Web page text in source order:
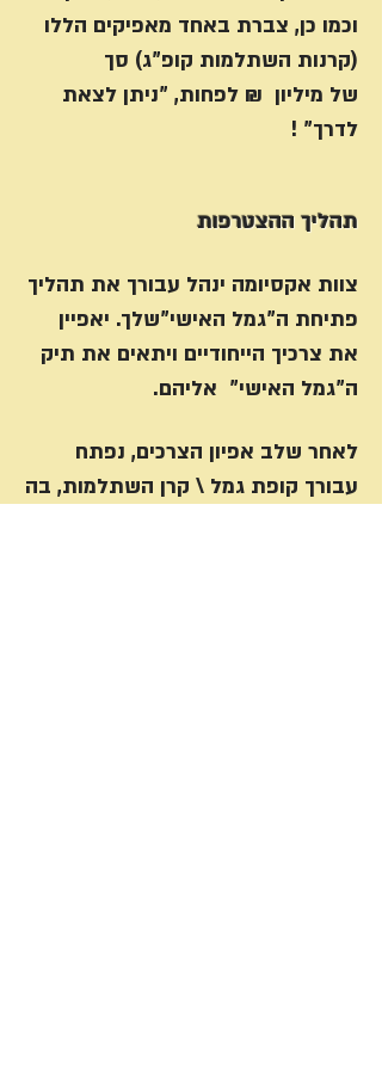
וכמו כן, צברת באחד מאפיקים הללו
(קרנות השתלמות קופ"ג) סך
של מיליון ₪ לפחות, "ניתן לצאת
לדרך" !
תהליך ההצטרפות
צוות אקסיומה ינהל עבורך את תהליך
פתיחת ה"גמל האישי"שלך. יאפיין
את צרכיך הייחודיים ויתאים את תיק
ה"גמל האישי" אליהם.
לאחר שלב אפיון הצרכים, נפתח
עבורך קופת גמל \ קרן השתלמות, בה